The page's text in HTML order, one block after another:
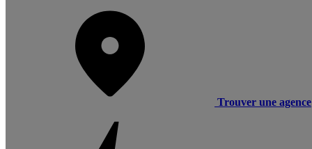
Trouver une agence